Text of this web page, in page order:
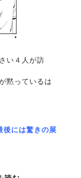
い４人が訪
黙っているは
には驚きの展